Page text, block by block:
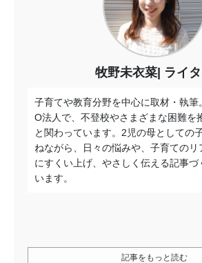
牧野未衣菜 ライ
子育てや教育分野を中心に取材・執筆
O法人で、不登校やさまざまな困難を
と関わっています。2児の母としての
ねながら、日々の悩みや、子育てのリ
にすくい上げ、やさしく伝える記事づ
います。
記事をもっと読む